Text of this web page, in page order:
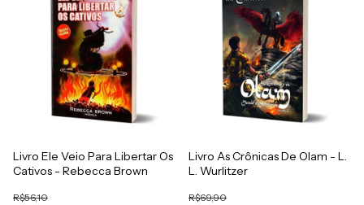
Livro Ele Veio Para Libertar Os
Cativos - Rebecca Brown
R$56,10
Livro As Crônicas De Olam - L.
L. Wurlitzer
R$69,90